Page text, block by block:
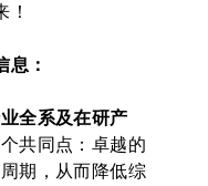
息：
全系及在研产
共同点：卓越的
期，从而降低综